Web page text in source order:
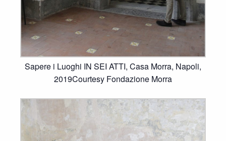
Sapere i Luoghi IN SEI ATTI, Casa Morra, Napoli,
2019Courtesy Fondazione Morra